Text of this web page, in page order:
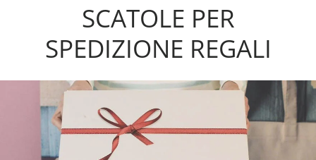
SCATOLE PER
SPEDIZIONE REGALI